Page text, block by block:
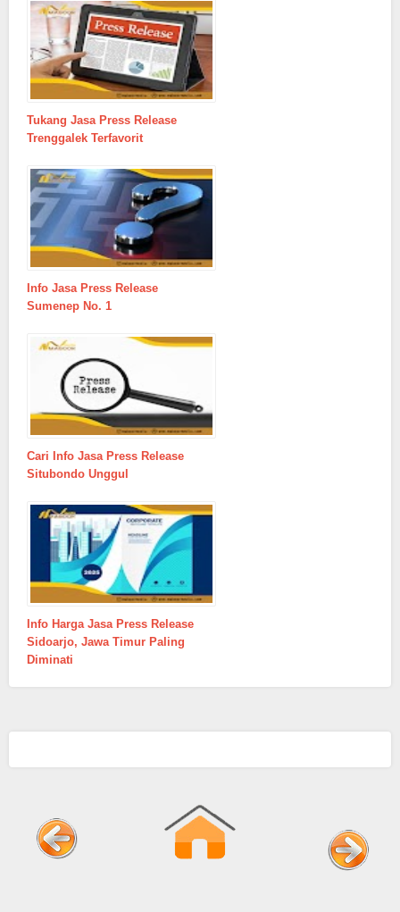
Tukang Jasa Press Release
Trenggalek Terfavorit
Info Jasa Press Release
Sumenep No. 1
Cari Info Jasa Press Release
Situbondo Unggul
Info Harga Jasa Press Release
Sidoarjo, Jawa Timur Paling
Diminati